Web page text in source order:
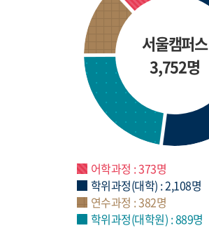
서울캠퍼스
3,752명
어학과정 : 373명
학위과정(대학) : 2,108명
연수과정 : 382명
학위과정(대학원) : 889명